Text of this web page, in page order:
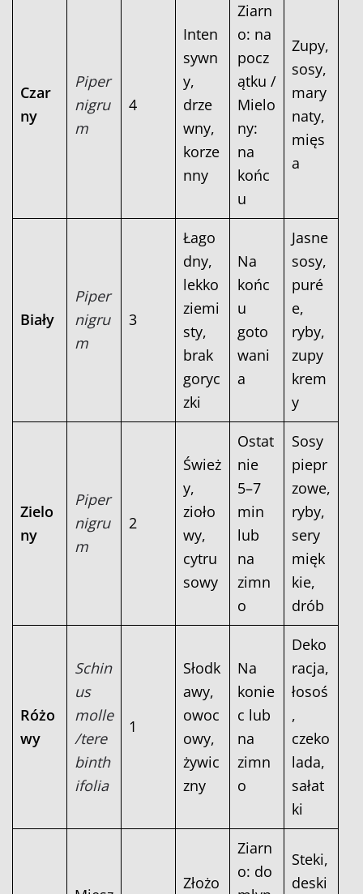
Czar
ny
Piper
nigru
m
4
Inten
sywn
y,
drze
wny,
korze
nny
Ziarn
o: na
pocz
ątku /
Mielo
ny:
na
końc
u
Zupy,
sosy,
mary
naty,
mięs
a
Biały
Piper
nigru
m
3
Łago
dny,
lekko
ziemi
sty,
brak
goryc
zki
Na
końc
u
goto
wani
a
Jasne
sosy,
puré
e,
ryby,
zupy
krem
y
Zielo
ny
Piper
nigru
m
2
Śwież
y,
zioło
wy,
cytru
sowy
Ostat
nie
5–7
min
lub
na
zimn
o
Sosy
piepr
zowe,
ryby,
sery
mięk
kie,
drób
Różo
wy
Schin
us
molle
/tere
binth
ifolia
1
Słodk
awy,
owoc
owy,
żywic
zny
Na
konie
c lub
na
zimn
o
Deko
racja,
łosoś
,
czeko
lada,
sałat
ki
Złożo
Ziarn
o: do
Steki,
deski